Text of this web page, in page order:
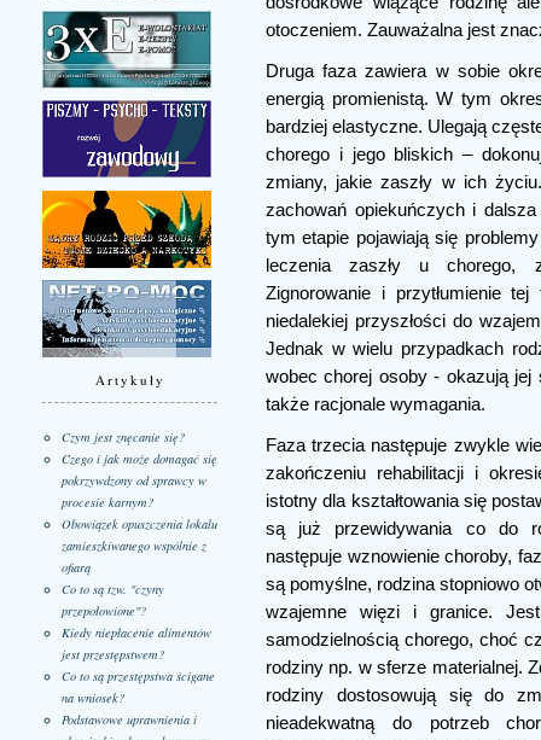
Artykuły
Czym jest znęcanie się?
Czego i jak może domagać się
pokrzywdzony od sprawcy w
procesie karnym?
Obowiązek opuszczenia lokalu
zamieszkiwanego wspólnie z
ofiarą
Co to są tzw. "czyny
przepołowione"?
Kiedy niepłacenie alimentów
jest przestępstwem?
Co to są przestępstwa ścigane
na wniosek?
Podstawowe uprawnienia i
otoczeniem. Zauważalna jest
Druga faza zawiera w sobie
energią promienistą. W tym
bardziej elastyczne. Ulegają
chorego i jego bliskich –
zmiany, jakie zaszły w ich
zachowań opiekuńczych i
tym etapie pojawiają się
leczenia zaszły u chorego,
Zignorowanie i przytłumienie
niedalekiej przyszłości do
Jednak w wielu przypadkach
wobec chorej osoby - okazują jej
także racjonale wymagania.
Faza trzecia następuje zwykle
zakończeniu rehabilitacji i
istotny dla kształtowania się
są już przewidywania co do
następuje wznowienie choroby,
są pomyślne, rodzina stopniowo
wzajemne więzi i granice.
samodzielnością chorego, choć
rodziny np. w sferze materialnej.
rodziny dostosowują się do
nieadekwatną do potrzeb